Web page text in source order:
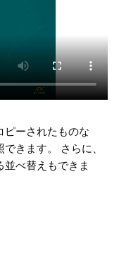
ピーされたものな
きます。 さらに、
べ替えもできま